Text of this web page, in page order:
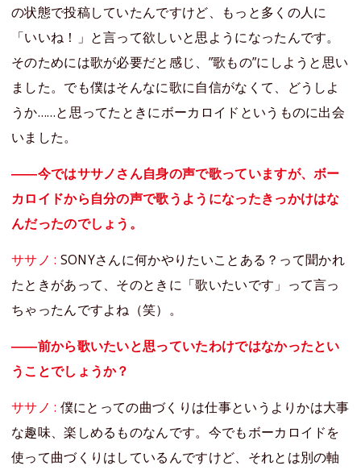
の状態で投稿していたんですけど、もっと多くの人に
「いいね！」と言って欲しいと思ようになったんです。
そのためには歌が必要だと感じ、”歌もの”にしようと思い
ました。でも僕はそんなに歌に自信がなくて、どうしよ
うか……と思ってたときにボーカロイドというものに出会
いました。
――今ではササノさん自身の声で歌っていますが、ボー
カロイドから自分の声で歌うようになったきっかけはな
んだったのでしょう。
ササノ : SONYさんに何かやりたいことある？って聞かれ
たときがあって、そのときに「歌いたいです」って言っ
ちゃったんですよね（笑）。
――前から歌いたいと思っていたわけではなかったとい
うことでしょうか？
ササノ : 僕にとっての曲づくりは仕事というよりかは大事
な趣味、楽しめるものなんです。今でもボーカロイドを
使って曲づくりはしているんですけど、それとは別の軸